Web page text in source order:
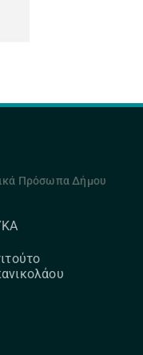
Πρόσωπα Δήμου